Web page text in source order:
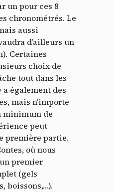
un pour ces 8
chronométrés. Le
aussi
d’ailleurs un
Certaines
choix de
tout dans les
également des
mais n’importe
minimum de
peut
première partie.
où nous
premier
(gels
boissons,…).